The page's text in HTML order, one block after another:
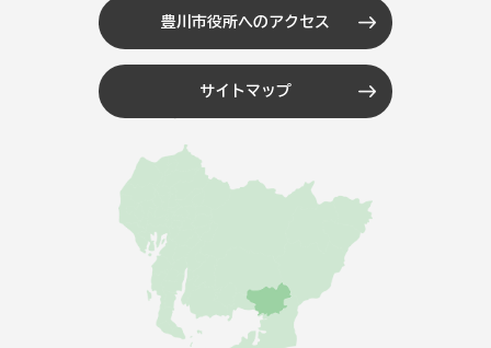
豊川市役所へのアクセス
サイトマップ